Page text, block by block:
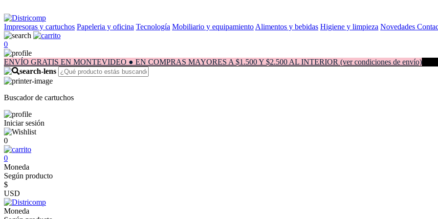
Impresoras y cartuchos Papeleria y oficina Tecnología Mobiliario y equipamiento Alimentos y bebidas Higiene y limpieza Novedades
0
ENVÍO GRATIS EN MONTEVIDEO ● EN COMPRAS MAYORES A $1.500 Y $2.500 AL INTERIOR (ver condiciones de envío)
Buscador de cartuchos
Iniciar sesión
0
0
Moneda
Según producto
$
USD
Moneda